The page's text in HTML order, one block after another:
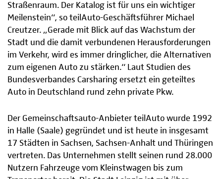
Straßenraum. Der Katalog ist für uns ein wichtiger
Meilenstein“, so teilAuto-Geschäftsführer Michael
Creutzer. „Gerade mit Blick auf das Wachstum der
Stadt und die damit verbundenen Herausforderungen
im Verkehr, wird es immer dringlicher, die Alternativen
zum eigenen Auto zu stärken.“ Laut Studien des
Bundesverbandes Carsharing ersetzt ein geteiltes
Auto in Deutschland rund zehn private Pkw.
Der Gemeinschaftsauto-Anbieter teilAuto wurde 1992
in Halle (Saale) gegründet und ist heute in insgesamt
17 Städten in Sachsen, Sachsen-Anhalt und Thüringen
vertreten. Das Unternehmen stellt seinen rund 28.000
Nutzern Fahrzeuge vom Kleinstwagen bis zum